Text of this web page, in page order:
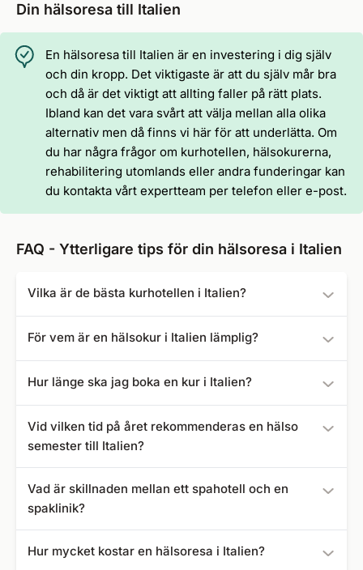
Din hälsoresa till Italien
En hälsoresa till Italien är en investering i dig själv
och din kropp. Det viktigaste är att du själv mår bra
och då är det viktigt att allting faller på rätt plats.
Ibland kan det vara svårt att välja mellan alla olika
alternativ men då finns vi här för att underlätta. Om
du har några frågor om kurhotellen, hälsokurerna,
rehabilitering utomlands eller andra funderingar kan
du kontakta vårt expertteam per telefon eller e-post.
FAQ - Ytterligare tips för din hälsoresa i Italien
Vilka är de bästa kurhotellen i Italien?
oss:
Hotel Ariston Molino Buja- Omdöme: 4,7
Hotel President Terme- Omdöme: 4,7
Hotel Terme Neroniane- Omdöme: 4,7
La Residence & Idrokinesis
Hotel Terme Due Torri- Omdöme: 4,7
Hotel Terme Mioni Pezzato & Spa- Omdöme: 4,6
Hotel Terme Metropole
Hotel Terme Patria - Omdöme: 4,5
För vem är en hälsokur i Italien lämplig?
paus i en drömlik natur. I Italien erbjuds kurer för
tjänstemän, kurer för gravida kvinnor, kurer för seniorer,
kurer för patienter med hundar och många fler.
Hur länge ska jag boka en kur i Italien?
behovet kan kurtiden också förkortas eller förlängas.
Vid vilken tid på året rekommenderas en hälso
semester till Italien?
eftersom temperaturen är behagligt varm då.
Vad är skillnaden mellan ett spahotell och en
spaklinik?
medan fokus på en spaklinik ligger på att återställa din
Hur mycket kostar en hälsoresa i Italien?